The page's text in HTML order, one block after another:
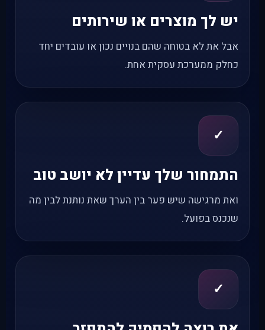
יש לך מוצרים או שירותים
אבל את לא בטוחה שהם בנויים נכון או עובדים יחד
כחלק ממערכת עסקית אחת.
✓
התמחור שלך עדיין לא יושב טוב
ואת מרגישה שיש פער בין הערך שאת נותנת לבין מה
שנכנס בפועל.
✓